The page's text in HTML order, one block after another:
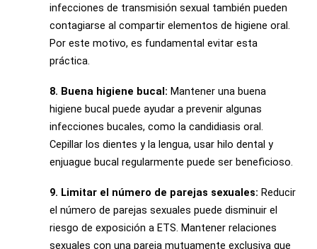
infecciones de transmisión sexual también pueden
contagiarse al compartir elementos de higiene oral.
Por este motivo, es fundamental evitar esta
práctica.
8. Buena higiene bucal: Mantener una buena
higiene bucal puede ayudar a prevenir algunas
infecciones bucales, como la candidiasis oral.
Cepillar los dientes y la lengua, usar hilo dental y
enjuague bucal regularmente puede ser beneficioso.
9. Limitar el número de parejas sexuales: Reducir
el número de parejas sexuales puede disminuir el
riesgo de exposición a ETS. Mantener relaciones
sexuales con una pareja mutuamente exclusiva que